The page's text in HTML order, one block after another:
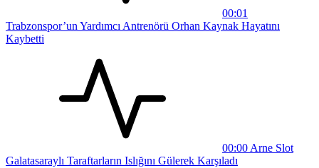
00:01
Trabzonspor’un Yardımcı Antrenörü Orhan Kaynak Hayatını
Kaybetti
00:00 Arne Slot
Galatasaraylı Taraftarların Islığını Gülerek Karşıladı